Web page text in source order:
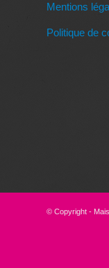
Mentions
Politique de
© Copyright -